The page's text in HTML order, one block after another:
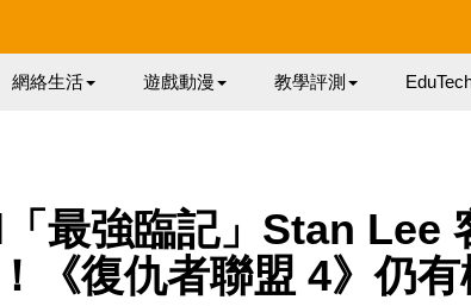
網絡生活 遊戲動漫 教學評測
最強臨記」Stan Lee
《復仇者聯盟 4》仍